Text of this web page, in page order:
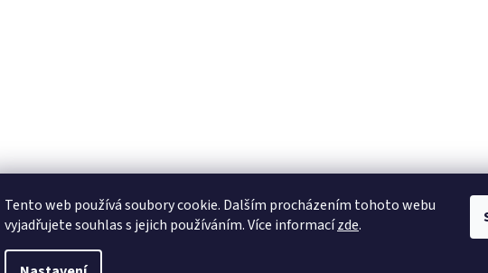
Tento web používá soubory cookie. Dalším procházením tohoto webu
vyjadřujete souhlas s jejich používáním. Více informacízde.